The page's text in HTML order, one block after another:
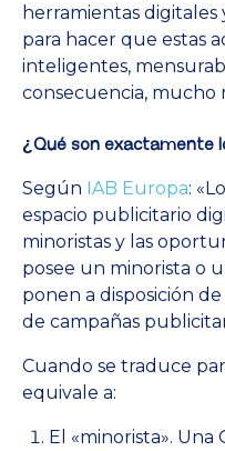
herramientas
para hacer que estas
inteligentes,
consecuencia, mucho
¿Qué son exactamente
Según IAB Europa:
espacio publicitario
minoristas y las
posee un minorista o
ponen a disposición
de campañas
Cuando se traduce
equivale a:
El «minorista».